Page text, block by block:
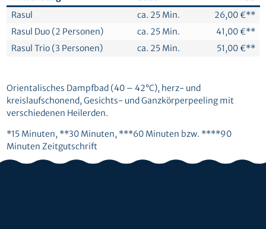
Rasul
ca. 25 Min.
26,00 €**
Rasul Duo (2 Personen)
ca. 25 Min.
41,00 €**
Rasul Trio (3 Personen)
ca. 25 Min. 51,00 €**
Orientalisches Dampfbad (40 – 42°C), herz- und
kreislaufschonend, Gesichts- und Ganzkörperpeeling mit
verschiedenen Heilerden.
*15 Minuten, **30 Minuten, ***60 Minuten bzw. ****90
Minuten Zeitgutschrift